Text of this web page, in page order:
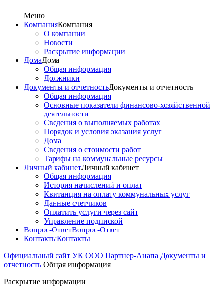
Меню
КомпанияКомпания
О компании
Новости
Раскрытие информации
ДомаДома
Общая информация
Должники
Документы и отчетностьДокументы и отчетность
Общая информация
Основные показатели финансово-хозяйственной
деятельности
Сведения о выполняемых работах
Порядок и условия оказания услуг
Дома
Сведения о стоимости работ
Тарифы на коммунальные ресурсы
Личный кабинетЛичный кабинет
Общая информация
История начислений и оплат
Квитанция на оплату коммунальных услуг
Данные счетчиков
Оплатить услуги через сайт
Управление подпиской
Вопрос-ОтветВопрос-Ответ
КонтактыКонтакты
Официальный сайт УК ООО Партнер-Анапа Документы и
отчетность Общая информация
Раскрытие информации